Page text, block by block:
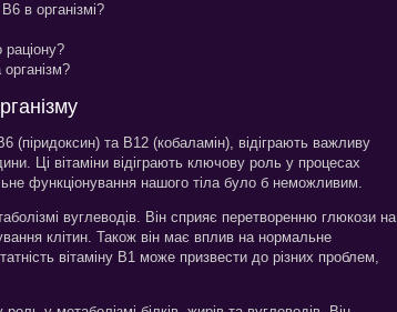
в організмі?
(піридоксин) та B12 (кобаламін), відіграють важливу
Ці вітаміни відіграють ключову роль у процесах
функціонування нашого тіла було б неможливим.
вуглеводів. Він сприяє перетворенню глюкози на
клітин. Також він має вплив на нормальне
вітаміну B1 може призвести до різних проблем,